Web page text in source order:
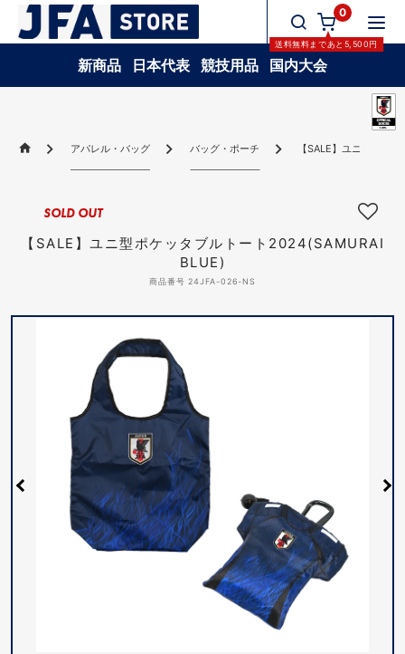
0
送料無料まであと 5,500円
新商品 日本代表 競技用品 国内大会
アパレル・バッグ バッグ・ポーチ 【SALE】ユニ型ポケ
【SALE】ユニ型ポケッタブルトート2024(SAMURAI
BLUE)
商品番号 24JFA-026-NS
SOLD OUT